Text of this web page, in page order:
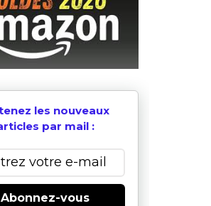
les nouveaux
par mail :
Abonnez-vous